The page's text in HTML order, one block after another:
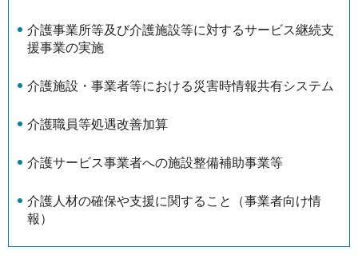
介護事業所等及び介護施設等に対するサービス継続支
援事業の実施
介護施設・事業者等における災害時情報共有システム
介護職員等処遇改善加算
介護サービス事業者への施設整備補助事業等
介護人材の確保や支援に関すること（事業者向け情
報）